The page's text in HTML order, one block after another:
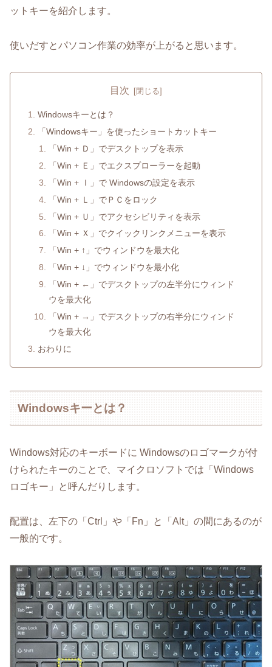
ットキーを紹介します。
使いだすとパソコン作業の効率が上がると思います。
目次
Windowsキーとは？
「Windowsキー」を使ったショートカットキー
「Win + Ｄ」でデスクトップを表示
「Win + Ｅ」でエクスプローラーを起動
「Win + Ｉ」で Windowsの設定を表示
「Win + Ｌ」でＰＣをロック
「Win + Ｕ」でアクセシビリティを表示
「Win + Ｘ」でクイックリンクメニューを表示
「Win + ↑」でウィンドウを最大化
「Win + ↓」でウィンドウを最小化
「Win + ←」でデスクトップの左半分にウィンド
ウを最大化
「Win + →」でデスクトップの右半分にウィンド
ウを最大化
おわりに
Windowsキーとは？
Windows対応のキーボードに Windowsのロゴマークが付
けられたキーのことで、マイクロソフトでは「Windows
ロゴキー」と呼んだりします。
配置は、左下の「Ctrl」や「Fn」と「Alt」の間にあるのが
一般的です。